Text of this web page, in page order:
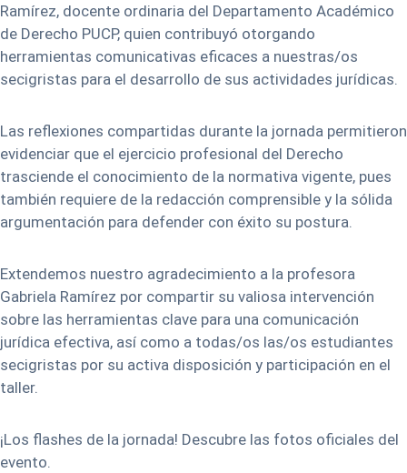
Ramírez, docente ordinaria del Departamento Académico
de Derecho PUCP, quien contribuyó otorgando
herramientas comunicativas eficaces a nuestras/os
secigristas para el desarrollo de sus actividades jurídicas.
Las reflexiones compartidas durante la jornada permitieron
evidenciar que el ejercicio profesional del Derecho
trasciende el conocimiento de la normativa vigente, pues
también requiere de la redacción comprensible y la sólida
argumentación para defender con éxito su postura.
Extendemos nuestro agradecimiento a la profesora
Gabriela Ramírez por compartir su valiosa intervención
sobre las herramientas clave para una comunicación
jurídica efectiva, así como a todas/os las/os estudiantes
secigristas por su activa disposición y participación en el
taller.
¡Los flashes de la jornada! Descubre las fotos oficiales del
evento.